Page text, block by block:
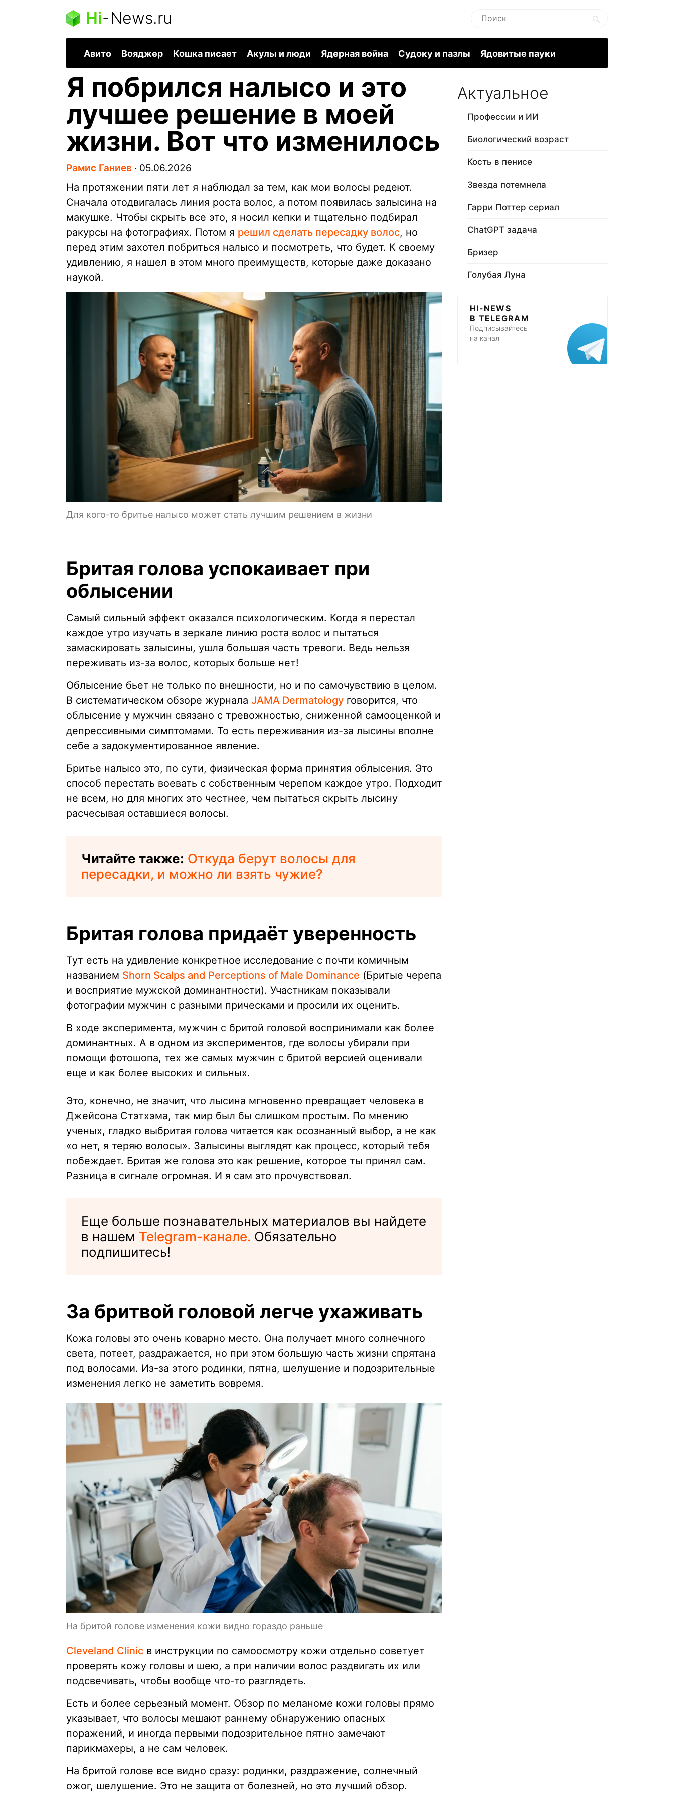
Hi-News.ru
Авито Вояджер Кошка писает Акулы и люди Ядерная война Судоку и пазлы Ядовитые пауки
Я побрился налысо и это
лучшее решение в моей
жизни. Вот что изменилось
Рамис Ганиев ∙ 05.06.2026
На протяжении пяти лет я наблюдал за тем, как мои волосы редеют.
Сначала отодвигалась линия роста волос, а потом появилась залысина на
макушке. Чтобы скрыть все это, я носил кепки и тщательно подбирал
ракурсы на фотографиях. Потом я решил сделать пересадку волос, но
перед этим захотел побриться налысо и посмотреть, что будет. К своему
удивлению, я нашел в этом много преимуществ, которые даже доказано
наукой.
Для кого-то бритье налысо может стать лучшим решением в жизни
Бритая голова успокаивает при
облысении
Самый сильный эффект оказался психологическим. Когда я перестал
каждое утро изучать в зеркале линию роста волос и пытаться
замаскировать залысины, ушла большая часть тревоги. Ведь нельзя
переживать из-за волос, которых больше нет!
Облысение бьет не только по внешности, но и по самочувствию в целом.
В систематическом обзоре журнала JAMA Dermatology говорится, что
облысение у мужчин связано с тревожностью, сниженной самооценкой и
депрессивными симптомами. То есть переживания из-за лысины вполне
себе а задокументированное явление.
Бритье налысо это, по сути, физическая форма принятия облысения. Это
способ перестать воевать с собственным черепом каждое утро. Подходит
не всем, но для многих это честнее, чем пытаться скрыть лысину
расчесывая оставшиеся волосы.
Читайте также: Откуда берут волосы для
пересадки, и можно ли взять чужие?
Бритая голова придаёт уверенность
Тут есть на удивление конкретное исследование с почти комичным
названием Shorn Scalps and Perceptions of Male Dominance (Бритые черепа
и восприятие мужской доминантности). Участникам показывали
фотографии мужчин с разными прическами и просили их оценить.
В ходе эксперимента, мужчин с бритой головой воспринимали как более
доминантных. А в одном из экспериментов, где волосы убирали при
помощи фотошопа, тех же самых мужчин с бритой версией оценивали
еще и как более высоких и сильных.
Это, конечно, не значит, что лысина мгновенно превращает человека в
Джейсона Стэтхэма, так мир был бы слишком простым. По мнению
ученых, гладко выбритая голова читается как осознанный выбор, а не как
«о нет, я теряю волосы». Залысины выглядят как процесс, который тебя
побеждает. Бритая же голова это как решение, которое ты принял сам.
Разница в сигнале огромная. И я сам это прочувствовал.
Еще больше познавательных материалов вы найдете
в нашем Telegram-канале. Обязательно
подпишитесь!
За бритвой головой легче ухаживать
Кожа головы это очень коварно место. Она получает много солнечного
света, потеет, раздражается, но при этом большую часть жизни спрятана
под волосами. Из-за этого родинки, пятна, шелушение и подозрительные
изменения легко не заметить вовремя.
На бритой голове изменения кожи видно гораздо раньше
Cleveland Clinic в инструкции по самоосмотру кожи отдельно советует
проверять кожу головы и шею, а при наличии волос раздвигать их или
подсвечивать, чтобы вообще что-то разглядеть.
Есть и более серьезный момент. Обзор по меланоме кожи головы прямо
указывает, что волосы мешают раннему обнаружению опасных
поражений, и иногда первыми подозрительное пятно замечают
парикмахеры, а не сам человек.
На бритой голове все видно сразу: родинки, раздражение, солнечный
ожог, шелушение. Это не защита от болезней, но это лучший обзор.
Актуальное
Профессии и ИИ
Биологический возраст
Кость в пенисе
Звезда потемнела
Гарри Поттер сериал
ChatGPT задача
Бризер
Голубая Луна
HI-NEWS
В TELEGRAM
Подписывайтесь
на канал